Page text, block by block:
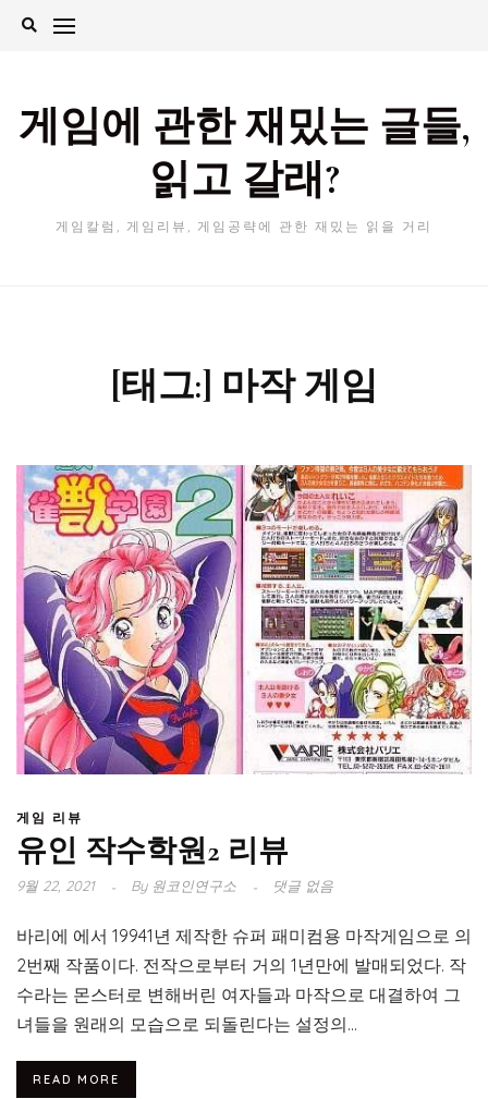
Skip
게임에 관한 재밌는 글들,
읽고 갈래?
게임칼럼, 게임리뷰, 게임공략에 관한 재밌는 읽을 거리
[태그:] 마작 게임
게임 리뷰
유인 작수학원2 리뷰
9월 22, 2021 By원코인연구소 댓글 없음
바리에 에서 19941년 제작한 슈퍼 패미컴용 마작게임으로 의
2번째 작품이다. 전작으로부터 거의 1년만에 발매되었다. 작
수라는 몬스터로 변해버린 여자들과 마작으로 대결하여 그
녀들을 원래의 모습으로 되돌린다는 설정의...
READ MORE